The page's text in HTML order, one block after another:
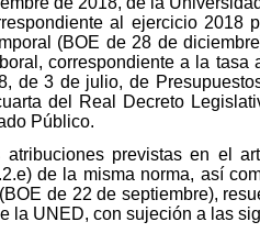
al ejercicio 2018
(BOE de 28 de
correspondiente a la
de 3 de julio, de
del Real Decreto
Público.
previstas en el
de la misma norma, así
de 22 de septiembre),
la UNED, con sujeción a las